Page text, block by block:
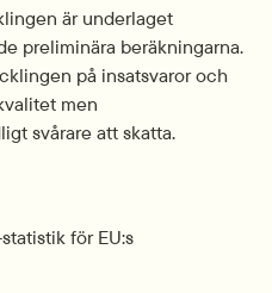
är underlaget
preliminära beräkningarna.
på insatsvaror och
men
svårare att skatta.
för EU:s